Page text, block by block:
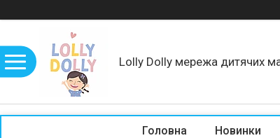
Lolly Dolly мережа дитячих
Головна Новинки